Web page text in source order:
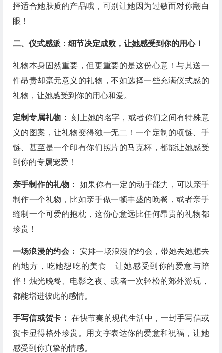
择适合她肤质的产品哦，可别让她因为过敏而对你翻白
眼！
二、仪式感派：细节决定成败，让她感受到你的用心！
礼物本身固然重要，但更重要的是这份心意！与其送一
件昂贵却毫无意义的礼物，不如选择一些充满仪式感的
礼物，让她感受到你的用心和爱。
定制专属礼物：刻上她的名字，或者你们之间有特殊意
义的图案，让礼物变得独一无二！一个定制的项链、手
链、甚至是一个印有你们照片的马克杯，都能让她感受
到你的专属宠爱！
亲手制作的礼物： 如果你有一定的动手能力，可以亲手
制作一个礼物，比如亲手做一顿丰盛的晚餐，或者亲手
缝制一个可爱的抱枕，这份心意远比任何昂贵的礼物都
珍贵！
一场浪漫的约会： 安排一场浪漫的约会，带她去她想去
的地方，吃她想吃的美食，让她感受到你的爱意与陪
伴！烛光晚餐、电影之夜、或者一次轻松的郊外游玩，
都能增进彼此的感情。
手写信或贺卡：在快节奏的现代生活中，一封手写信或
贺卡显得格外珍贵。用文字表达你的爱意和祝福，让她
感受到你真挚的情感。